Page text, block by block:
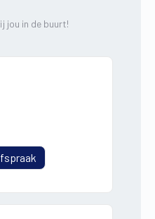
jou in de buurt!